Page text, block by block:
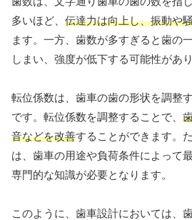
多いほど、 伝達力は向上し、振動や
ます。一方、歯数が多すぎると歯の
しまい、強度が低下する可能性があり
転位係数は、歯車の歯の形状を調整
です。転位係数を調整することで、
音などを改善することができます。
は、歯車の用途や負荷条件によって
専門的な知識が必要となります。
このように、歯車設計においては、